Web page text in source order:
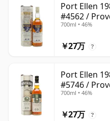
Port Ellen
#4562 /
700ml • 46%
￥27万 ?
Port Ellen
#5746 /
700ml • 46%
￥27万 ?